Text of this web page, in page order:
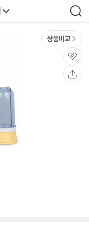
검
색
상품비교
관
심